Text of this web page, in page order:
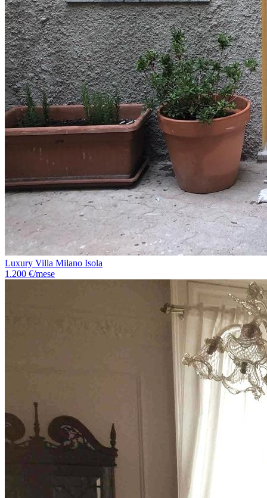
Luxury Villa Milano Isola
1.200 €/mese